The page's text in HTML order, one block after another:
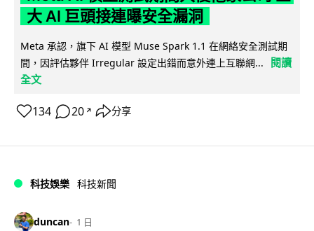
大 AI 巨頭接連曝安全漏洞
Meta 承認，旗下 AI 模型 Muse Spark 1.1 在網絡安全測試期
間，因評估夥伴 Irregular 設定出錯而意外連上互聯網...
閱讀
全文
134 20 ↗ 分享
科技娛樂 科技新聞
duncan 1 日